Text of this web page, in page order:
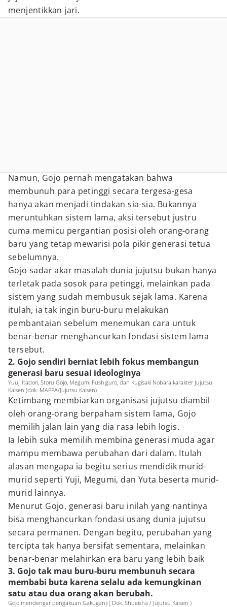
menjentikkan jari.
Namun, Gojo pernah mengatakan bahwa
membunuh para petinggi secara tergesa-gesa
hanya akan menjadi tindakan sia-sia. Bukannya
meruntuhkan sistem lama, aksi tersebut justru
cuma memicu pergantian posisi oleh orang-orang
baru yang tetap mewarisi pola pikir generasi tetua
sebelumnya.
Gojo sadar akar masalah dunia jujutsu bukan hanya
terletak pada sosok para petinggi, melainkan pada
sistem yang sudah membusuk sejak lama. Karena
itulah, ia tak ingin buru-buru melakukan
pembantaian sebelum menemukan cara untuk
benar-benar menghancurkan fondasi sistem lama
tersebut.
2. Gojo sendiri berniat lebih fokus membangun
generasi baru sesuai ideologinya
Yuuji Itadori, Storu Gojo, Megumi Fushiguro, dan Kugisaki Nobara karakter Jujutsu
Kaisen (dok. MAPPA/Jujutsu Kaisen)
Ketimbang membiarkan organisasi jujutsu diambil
oleh orang-orang berpaham sistem lama, Gojo
memilih jalan lain yang dia rasa lebih logis.
Ia lebih suka memilih membina generasi muda agar
mampu membawa perubahan dari dalam. Itulah
alasan mengapa ia begitu serius mendidik murid-
murid seperti Yuji, Megumi, dan Yuta beserta murid-
murid lainnya.
Menurut Gojo, generasi baru inilah yang nantinya
bisa menghancurkan fondasi usang dunia jujutsu
secara permanen. Dengan begitu, perubahan yang
tercipta tak hanya bersifat sementara, melainkan
benar-benar melahirkan era baru yang lebih baik
3. Gojo tak mau buru-buru membunuh secara
membabi buta karena selalu ada kemungkinan
satu atau dua orang akan berubah.
Gojo mendengar pengakuan Gakuganji ( Dok. Shueisha / Jujutsu Kaisen )